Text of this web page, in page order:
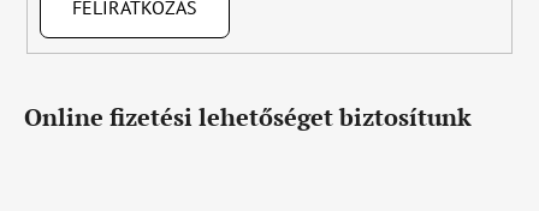
FELIRATKOZÁS
Online fizetési lehetőséget biztosítunk